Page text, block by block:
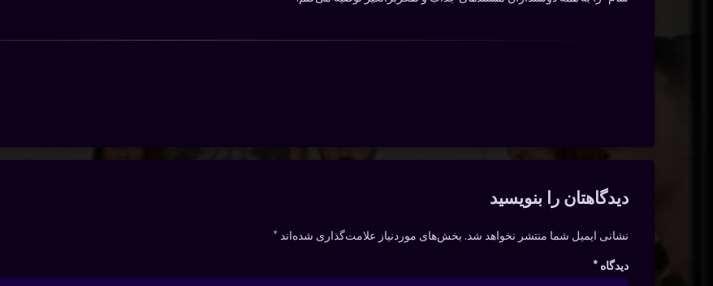
دیدگاه‌ها
دیدگاهتان را بنویسید
نشانی ایمیل شما منتشر نخواهد شد. بخش‌های موردنیاز علامت‌گذاری شده‌اند*
دیدگاه *